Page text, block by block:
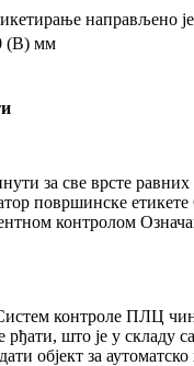
направљено
(В) мм
за све врсте
површинске
контролом
контроле ПЛЦ
рђати, што је у
објект за